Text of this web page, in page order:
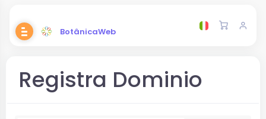
BotânicaWeb
Registra Dominio